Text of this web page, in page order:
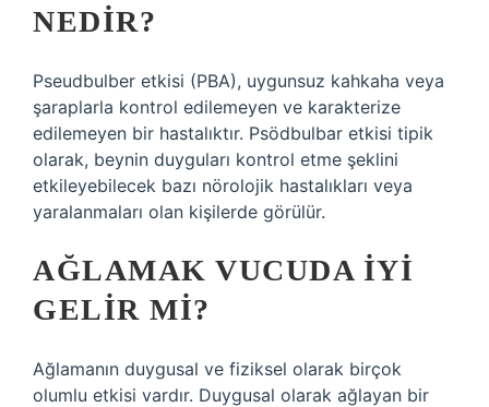
NEDIR?
Pseudbulber etkisi (PBA), uygunsuz kahkaha veya
şaraplarla kontrol edilemeyen ve karakterize
edilemeyen bir hastalıktır. Psödbulbar etkisi tipik
olarak, beynin duyguları kontrol etme şeklini
etkileyebilecek bazı nörolojik hastalıkları veya
yaralanmaları olan kişilerde görülür.
AĞLAMAK VUCUDA IYI
GELIR MI?
Ağlamanın duygusal ve fiziksel olarak birçok
olumlu etkisi vardır. Duygusal olarak ağlayan bir